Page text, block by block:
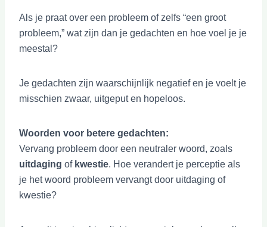
Als je praat over een probleem of zelfs “een groot
probleem,” wat zijn dan je gedachten en hoe voel je je
meestal?
Je gedachten zijn waarschijnlijk negatief en je voelt je
misschien zwaar, uitgeput en hopeloos.
Woorden voor betere gedachten:
Vervang probleem door een neutraler woord, zoals
uitdaging of kwestie. Hoe verandert je perceptie als
je het woord probleem vervangt door uitdaging of
kwestie?